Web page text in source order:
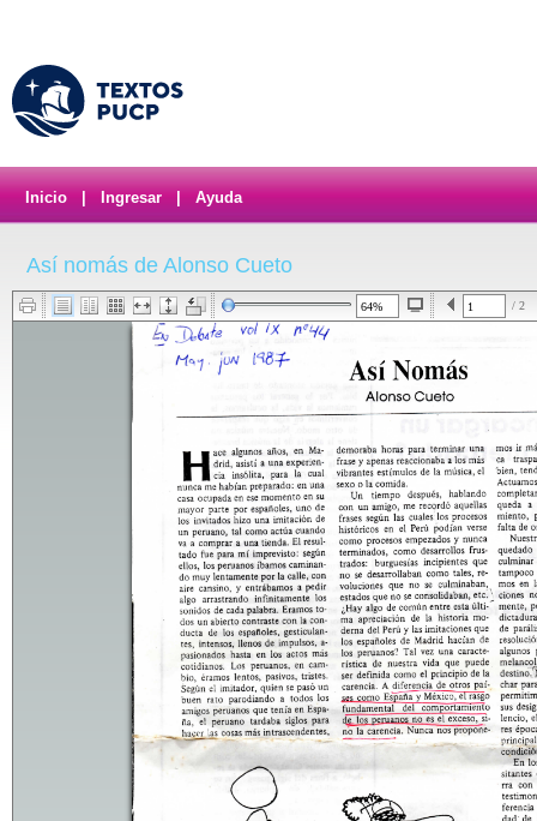
Inicio Ingresar Ayuda
Así nomás de Alonso Cueto
/ 2